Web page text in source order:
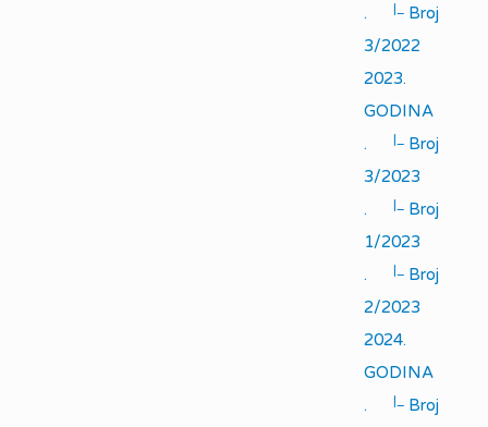
.
|_ Broj
3/2022
2023.
GODINA
.
|_ Broj
3/2023
.
|_ Broj
1/2023
.
|_ Broj
2/2023
2024.
GODINA
.
|_ Broj